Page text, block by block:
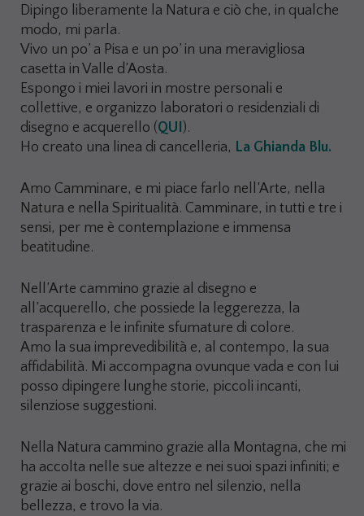
Dipingo liberamente la Natura e ciò che, in qualche
modo, mi parla.
Vivo un po’ a Pisa e un po’ in una meravigliosa
casetta in Valle d’Aosta.
Espongo i miei lavori in mostre personali e
collettive, e organizzo laboratori o residenziali di
disegno e acquerello (QUI ).
Ho creato una linea di cancelleria, La Ghianda Blu.
Amo Camminare, e mi piace farlo nell’Arte, nella
Natura e nella Spiritualità. Camminare, in tutti e tre i
sensi, per me è contemplazione e immensa
beatitudine.
Nell’Arte cammino grazie al disegno e
all’acquerello, che possiede la leggerezza, la
trasparenza e le infinite sfumature di colore.
Amo la sua imprevedibilità e, al contempo, la sua
affidabilità. Mi accompagna ovunque vada e con lui
posso dipingere lunghe storie, piccoli incanti,
silenziose suggestioni.
Nella Natura cammino grazie alla Montagna, che mi
ha accolta nelle sue altezze e nei suoi spazi infiniti; e
grazie ai boschi, dove entro nel silenzio, nella
bellezza, e trovo la via.